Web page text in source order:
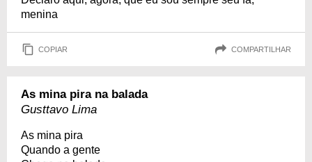
menina
COPIAR COMPARTILHAR
As mina pira na balada
Gusttavo Lima
As mina pira
Quando a gente